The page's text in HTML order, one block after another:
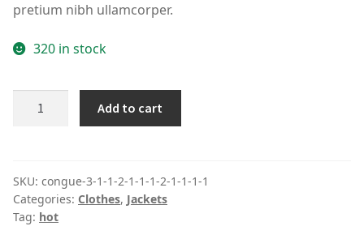
pretium nibh ullamcorper.
320 in stock
reflective
windbreaker
jacket
Add to cart
SKU: congue-3-1-1-2-1-1-1-2-1-1-1-1
Categories: Clothes, Jackets
Tag: hot